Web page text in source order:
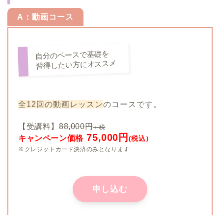
A：動画コース
自分のペースで基礎を
習得したい方にオススメ
全12回の動画レッスンのコースです。
【受講料】 88,000円＋税
キャンペーン価格75,000円 (税込）
※クレジットカード決済のみとなります
申し込む